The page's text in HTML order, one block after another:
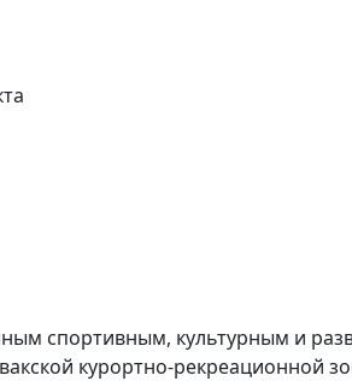
спортивным, культурным и
курортно-рекреационной